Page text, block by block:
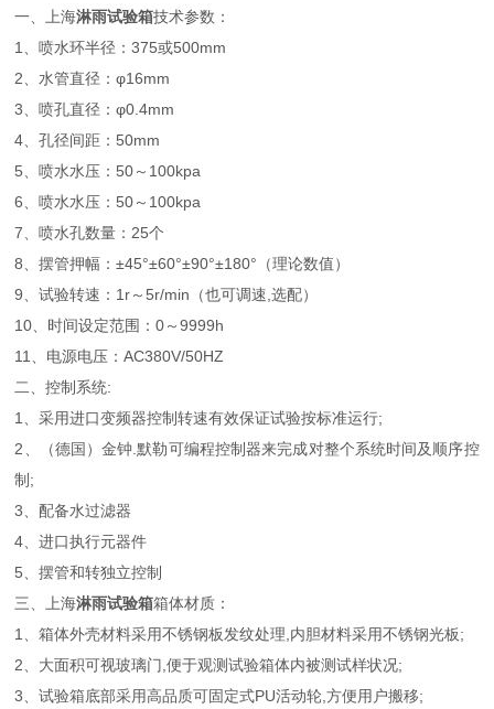
一、上海淋雨试验箱技术参数：
1、喷水环半径：375或500mm
2、水管直径：φ16mm
3、喷孔直径：φ0.4mm
4、孔径间距：50mm
5、喷水水压：50～100kpa
6、喷水水压：50～100kpa
7、喷水孔数量：25个
8、摆管押幅：±45°±60°±90°±180°（理论数值）
9、试验转速：1r～5r/min（也可调速,选配）
10、时间设定范围：0～9999h
11、电源电压：AC380V/50HZ
二、控制系统:
1、采用进口变频器控制转速有效保证试验按标准运行;
2、（德国）金钟.默勒可编程控制器来完成对整个系统时间及顺序控
制;
3、配备水过滤器
4、进口执行元器件
5、摆管和转独立控制
三、上海淋雨试验箱箱体材质：
1、箱体外壳材料采用不锈钢板发纹处理,内胆材料采用不锈钢光板;
2、大面积可视玻璃门,便于观测试验箱体内被测试样状况;
3、试验箱底部采用高品质可固定式PU活动轮,方便用户搬移;